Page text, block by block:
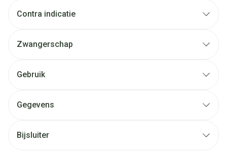
Contra indicatie
Zwangerschap
Gebruik
Gegevens
Bijsluiter